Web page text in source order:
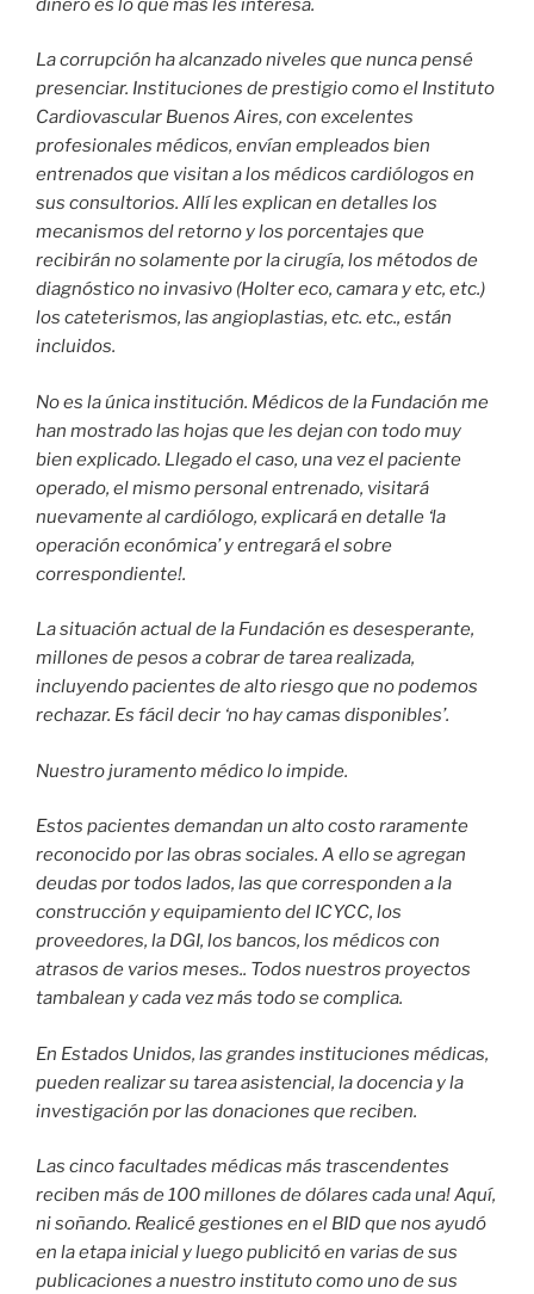
dinero es lo que más les interesa.
La corrupción ha alcanzado niveles que nunca pensé
presenciar. Instituciones de prestigio como el Instituto
Cardiovascular Buenos Aires, con excelentes
profesionales médicos, envían empleados bien
entrenados que visitan a los médicos cardiólogos en
sus consultorios. Allí les explican en detalles los
mecanismos del retorno y los porcentajes que
recibirán no solamente por la cirugía, los métodos de
diagnóstico no invasivo (Holter eco, camara y etc, etc.)
los cateterismos, las angioplastias, etc. etc., están
incluidos.
No es la única institución. Médicos de la Fundación me
han mostrado las hojas que les dejan con todo muy
bien explicado. Llegado el caso, una vez el paciente
operado, el mismo personal entrenado, visitará
nuevamente al cardiólogo, explicará en detalle ‘la
operación económica’ y entregará el sobre
correspondiente!.
La situación actual de la Fundación es desesperante,
millones de pesos a cobrar de tarea realizada,
incluyendo pacientes de alto riesgo que no podemos
rechazar. Es fácil decir ‘no hay camas disponibles’.
Nuestro juramento médico lo impide.
Estos pacientes demandan un alto costo raramente
reconocido por las obras sociales. A ello se agregan
deudas por todos lados, las que corresponden a la
construcción y equipamiento del ICYCC, los
proveedores, la DGI, los bancos, los médicos con
atrasos de varios meses.. Todos nuestros proyectos
tambalean y cada vez más todo se complica.
En Estados Unidos, las grandes instituciones médicas,
pueden realizar su tarea asistencial, la docencia y la
investigación por las donaciones que reciben.
Las cinco facultades médicas más trascendentes
reciben más de 100 millones de dólares cada una! Aquí,
ni soñando. Realicé gestiones en el BID que nos ayudó
en la etapa inicial y luego publicitó en varias de sus
publicaciones a nuestro instituto como uno de sus